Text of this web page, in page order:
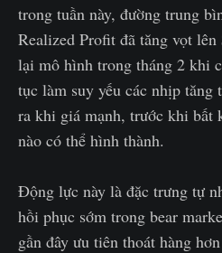
trong tuần này, đường trung
Realized Profit đã tăng vọt
lại mô hình trong tháng 2 khi
tục làm suy yếu các nhịp tăng
ra khi giá mạnh, trước khi bất
nào có thể hình thành.
Động lực này là đặc trưng tự
hồi phục sớm trong bear
gần đây ưu tiên thoát hàng